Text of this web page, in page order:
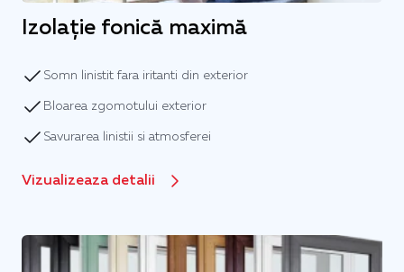
Izolație fonică maximă
Somn linistit fara iritanti din exterior
Bloarea zgomotului exterior
Savurarea linistii si atmosferei
Vizualizeaza detalii